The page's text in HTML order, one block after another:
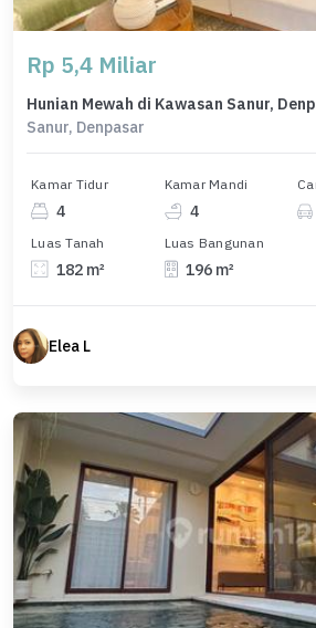
Rp 5,4 Miliar
Sanur, Denpasar
Kamar Tidur
4
Kamar Mandi
4
Luas Tanah
182 m²
Luas Bangunan
196 m²
Elea L